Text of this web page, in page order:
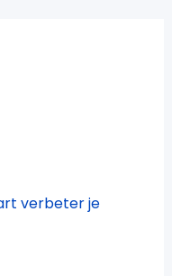
verbeter je